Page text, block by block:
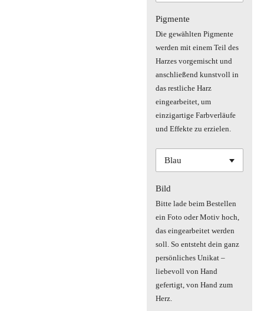
Pigmente
Die gewählten Pigmente
werden mit einem Teil des
Harzes vorgemischt und
anschließend kunstvoll in
das restliche Harz
eingearbeitet, um
einzigartige Farbverläufe
und Effekte zu erzielen.
Bild
Bitte lade beim Bestellen
ein Foto oder Motiv hoch,
das eingearbeitet werden
soll. So entsteht dein ganz
persönliches Unikat –
liebevoll von Hand
gefertigt, von Hand zum
Herz.